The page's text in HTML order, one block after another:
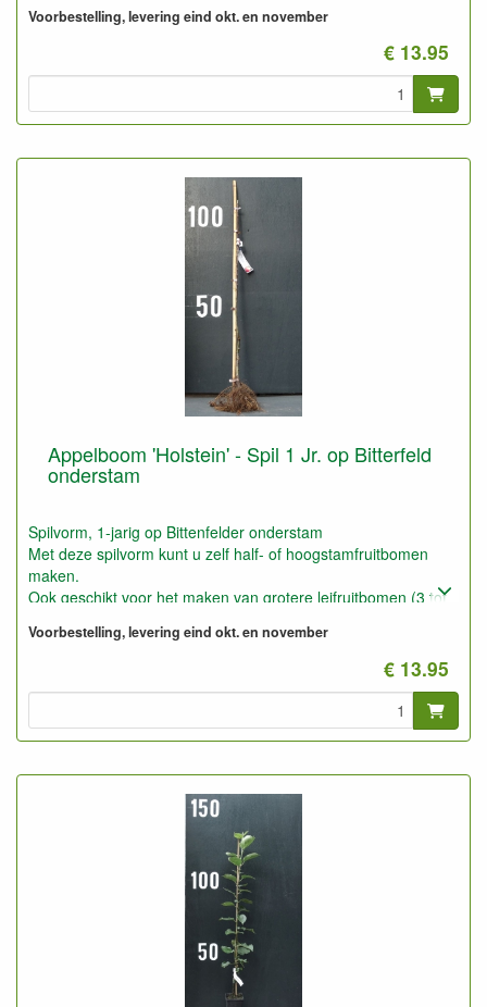
Op zeer goede gronden ook geschikt voor Halfstam.
Voorbestelling, levering eind okt. en november
€ 13.95
Appelboom 'Holstein' - Spil 1 Jr. op Bitterfeld
onderstam
Spilvorm, 1-jarig op Bittenfelder onderstam
Met deze spilvorm kunt u zelf half- of hoogstamfruitbomen
maken.
Ook geschikt voor het maken van grotere leifruitbomen (3 tot
Deze planten kunt u ook gebruiken voor laagstam op slechte
Voorbestelling, levering eind okt. en november
€ 13.95